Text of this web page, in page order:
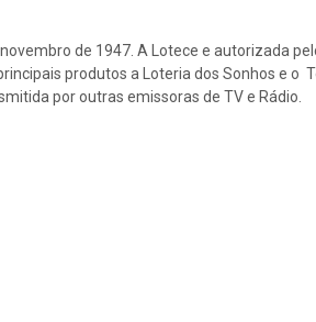
de 1947. A Lotece e autorizada
produtos a Loteria dos Sonhos e o
por outras emissoras de TV e Rádio.